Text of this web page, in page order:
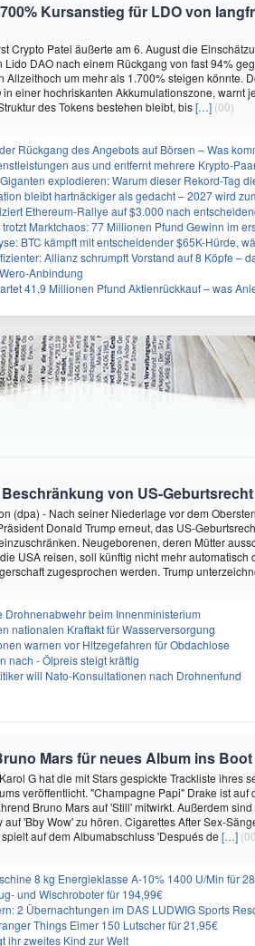
Kursanstieg für LDO von
Crypto Patel äußerte am 6. August die
Lido DAO nach einem Rückgang von fast 94%
Allzeithoch um mehr als 1.700% steigen könnte.
in einer hochriskanten Akkumulationszone, warnt
des Tokens bestehen bleibt, bis[…] (00)
Rückgang des Angebots auf Börsen – Was
aus und entfernt mehrere Krypto-
explodieren: Warum dieser Rekord-Tag
bleibt hartnäckiger als gedacht – 2027 wird
Ethereum-Rallye auf $3.000 nach
trotzt Marktchaos: 77 Millionen Pfund Gewinn im
kämpft mit entscheidender $65K-Hürde, während sich ein
Allianz schrumpft Vorstand auf 8 Köpfe –
Anbindung
41,9 Millionen Pfund Aktienrückkauf – was
von US-Geburtsrecht
(dpa) - Nach seiner Niederlage vor dem
Donald Trump erneut, das US-
Neugeborenen, deren Mütter
USA reisen, soll künftig nicht mehr automatisch
zugesprochen werden. Trump
Drohnenabwehr beim Innenministerium
nationalen Kraftakt für Wasserversorgung
warnen vor Hitzegefahren für Obdachlose
nach - Ölpreis steigt kräftig
will Nato-Konsultationen nach Drohnenfund
Mars für neues Album ins Boot
G hat die mit Stars gespickte Trackliste ihres
veröffentlicht. "Champagne Papi" Drake ist auf
Bruno Mars auf 'Still' mitwirkt. Außerdem
auf 'Bby Wow' zu hören. Cigarettes After Sex-
auf dem Albumabschluss 'Después de […]
8 kg Energieklasse A-10% 1400 U/Min für
und Wischroboter für 194,99€
Übernachtungen im DAS LUDWIG Sports Resort inkl.
Things Eimer 150 Lutscher für 21,95€
ihr zweites Kind zur Welt